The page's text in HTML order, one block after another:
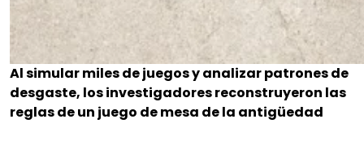
Al simular miles de juegos y analizar patrones de
desgaste, los investigadores reconstruyeron las
reglas de un juego de mesa de la antigüedad